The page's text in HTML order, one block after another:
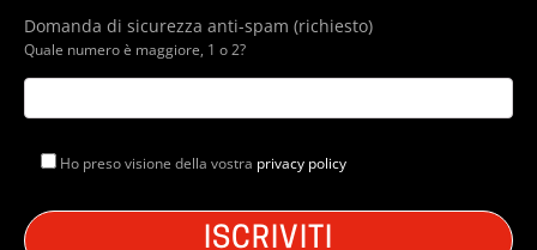
Domanda di sicurezza anti-spam (richiesto)
Quale numero è maggiore, 1 o 2?
Ho preso visione della vostra privacy policy